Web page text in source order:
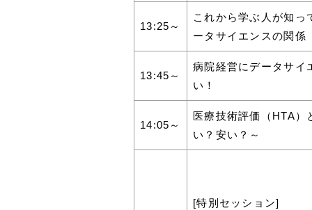
13:25～
これから学ぶ人が知っ
ータサイエンスの関係
13:45～
病院経営にデータサイ
い！
14:05～
医療技術評価（HTA）
い？安い？～
[特別セッション]